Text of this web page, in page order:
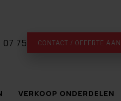
07 75 CONTACT / OFFERTE
VERKOOP ONDERDELEN